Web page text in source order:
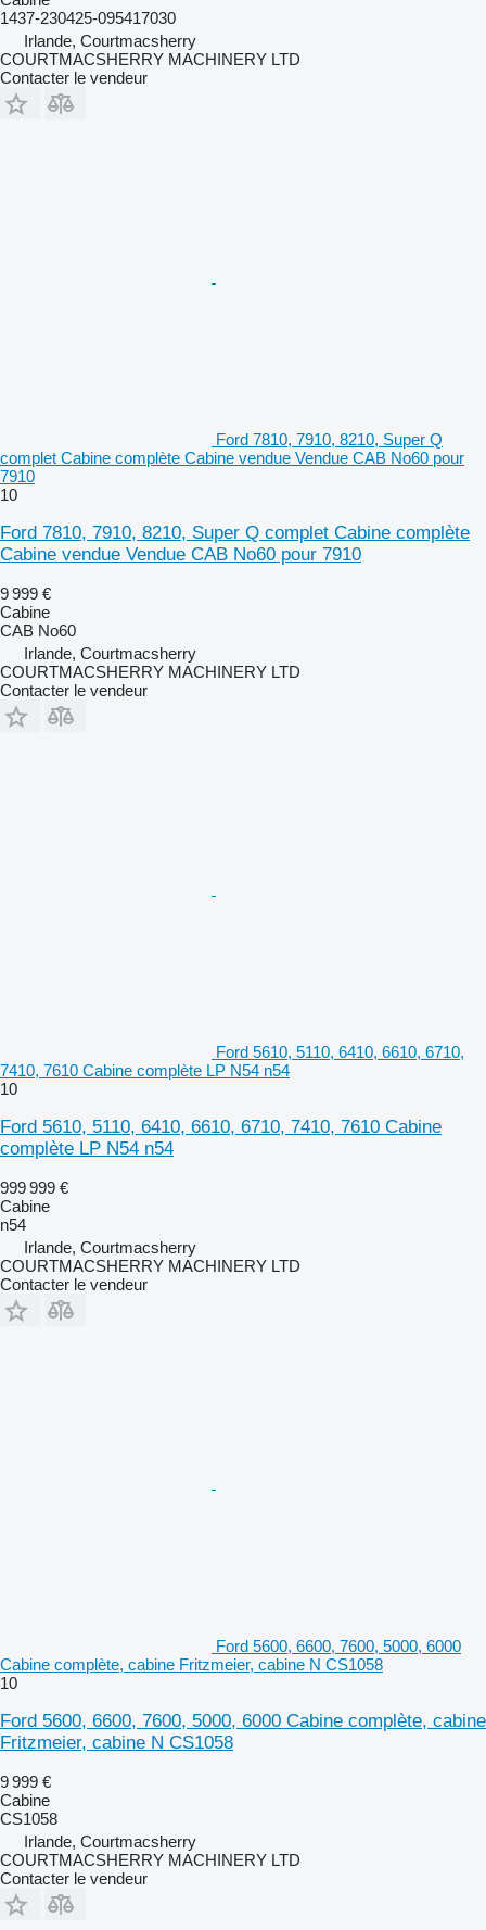
1437-230425-095417030
Irlande, Courtmacsherry
COURTMACSHERRY MACHINERY LTD
Contacter le vendeur
Ford 7810, 7910, 8210, Super Q
complet Cabine complète Cabine vendue Vendue CAB No60 pour
7910
10
Ford 7810, 7910, 8210, Super Q complet Cabine complète
Cabine vendue Vendue CAB No60 pour 7910
9 999 €
Cabine
CAB No60
Irlande, Courtmacsherry
COURTMACSHERRY MACHINERY LTD
Contacter le vendeur
Ford 5610, 5110, 6410, 6610, 6710,
7410, 7610 Cabine complète LP N54 n54
10
Ford 5610, 5110, 6410, 6610, 6710, 7410, 7610 Cabine
complète LP N54 n54
999 999 €
Cabine
n54
Irlande, Courtmacsherry
COURTMACSHERRY MACHINERY LTD
Contacter le vendeur
Ford 5600, 6600, 7600, 5000, 6000
Cabine complète, cabine Fritzmeier, cabine N CS1058
10
Ford 5600, 6600, 7600, 5000, 6000 Cabine complète, cabine
Fritzmeier, cabine N CS1058
9 999 €
Cabine
CS1058
Irlande, Courtmacsherry
COURTMACSHERRY MACHINERY LTD
Contacter le vendeur